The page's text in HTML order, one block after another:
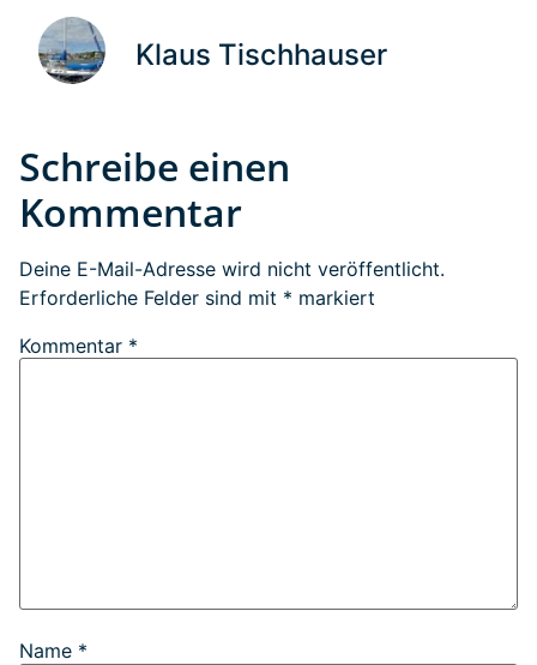
Klaus Tischhauser
Schreibe einen
Kommentar
Deine E-Mail-Adresse wird nicht veröffentlicht.
Erforderliche Felder sind mit * markiert
Kommentar *
Name *